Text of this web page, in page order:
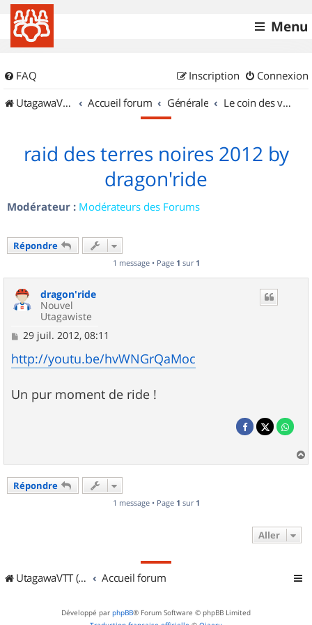
Menu
FAQ Connexion
Inscription
UtagawaVTT (Randos VTT et VTTAE avec traces GPS)
Accueil forum Générale Le coin des vidéastes
raid des terres noires 2012 by
dragon'ride
Modérateur : Modérateurs des Forums
Répondre
1 message • Page 1 sur 1
dragon'ride
Nouvel
Utagawiste
M
s
s
g
e
29 juil. 2012, 08:11
http://youtu.be/hvWNGrQaMoc
Un pur moment de ride !
a
Répondre
1 message • Page 1 sur 1
Aller
UtagawaVTT (Randos VTT et VTTAE avec traces GPS) Accueil forum
Développé par phpBB® Forum Software © phpBB Limited